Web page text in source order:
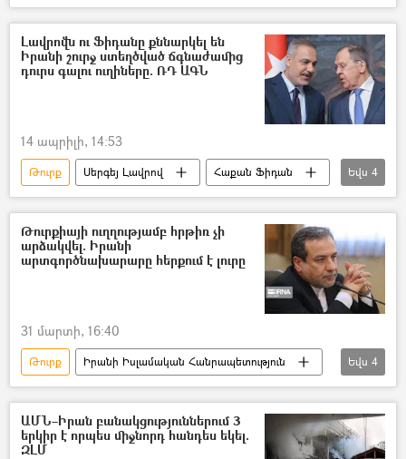
բռնցքամարտ
բռնցքամարտիկ
ռուս
Լավրովն ու Ֆիդանը քննարկել են
Իրանի շուրջ ստեղծված ճգնաժամից
դուրս գալու ուղիները. ՌԴ ԱԳՆ
14 ապրիլի, 14:53
Թուրք Սերգեյ Լավրով
Հաքան Ֆիդան
Իրանի Իսլամական Հանրապետություն
Թուրքիա
ԱՄՆ Իսրայել
Եվս 4
Թուրքիայի ուղղությամբ հրթիռ չի
արձակվել. Իրանի
արտգործնախարարը հերքում է լուրը
31 մարտի, 16:40
Թուրք
Իրանի Իսլամական Հանրապետություն
Թուրքիա
Աբբաս Արաղչի
Հաքան Ֆիդան
Մերձավոր Արևելք
Եվս 4
ԱՄՆ–Իրան բանակցություններում 3
երկիր է որպես միջնորդ հանդես եկել.
ԶԼՄ